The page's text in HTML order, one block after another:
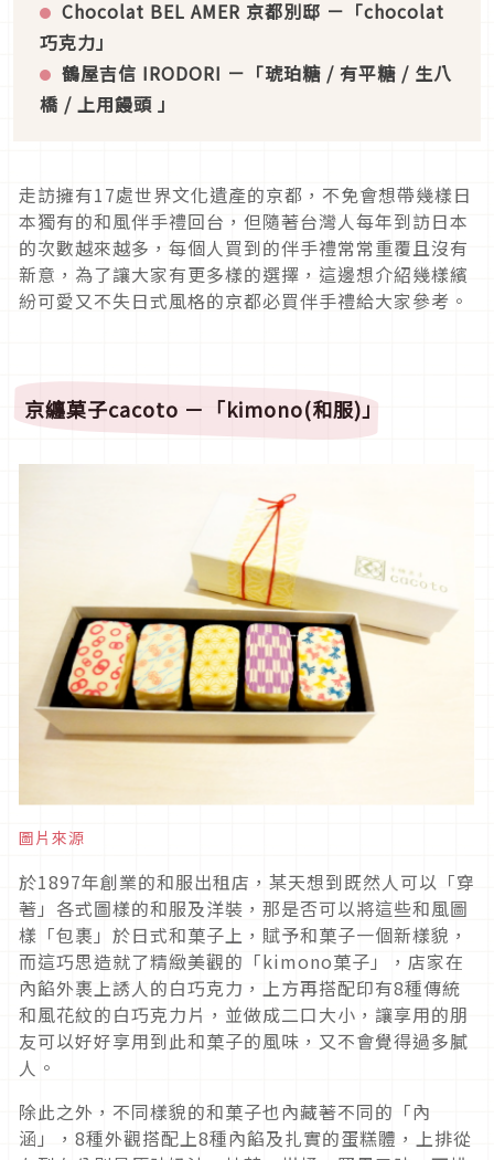
Chocolat BEL AMER 京都別邸 －「chocolat
巧克力」
鶴屋吉信 IRODORI －「琥珀糖 / 有平糖 / 生八
橋 / 上用饅頭 」
走訪擁有17處世界文化遺產的京都，不免會想帶幾樣日
本獨有的和風伴手禮回台，但隨著台灣人每年到訪日本
的次數越來越多，每個人買到的伴手禮常常重覆且沒有
新意，為了讓大家有更多樣的選擇，這邊想介紹幾樣繽
紛可愛又不失日式風格的京都必買伴手禮給大家參考。
京纏菓子cacoto －「kimono(和服) 」
圖片來源
於1897年創業的和服出租店，某天想到既然人可以「穿
著」各式圖樣的和服及洋裝，那是否可以將這些和風圖
樣「包裹」於日式和菓子上，賦予和菓子一個新樣貌，
而這巧思造就了精緻美觀的「kimono菓子」，店家在
內餡外裹上誘人的白巧克力，上方再搭配印有8種傳統
和風花紋的白巧克力片，並做成二口大小，讓享用的朋
友可以好好享用到此和菓子的風味，又不會覺得過多膩
人。
除此之外，不同樣貌的和菓子也內藏著不同的「內
涵」，8種外觀搭配上8種內餡及扎實的蛋糕體，上排從